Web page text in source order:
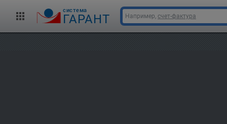
cистема
ГАРАНТ Например, счет-фактура